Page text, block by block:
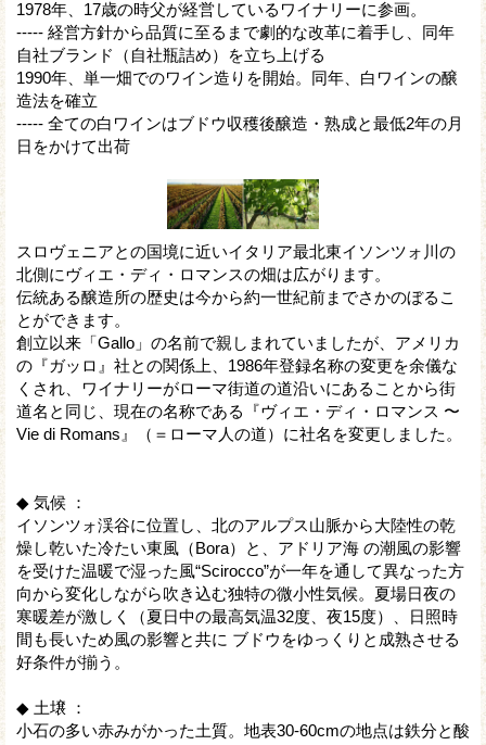
1978年、17歳の時父が経営しているワイナリーに参画。
----- 経営方針から品質に至るまで劇的な改革に着手し、同年
自社ブランド（自社瓶詰め）を立ち上げる
1990年、単一畑でのワイン造りを開始。同年、白ワインの醸
造法を確立
----- 全ての白ワインはブドウ収穫後醸造・熟成と最低2年の月
日をかけて出荷
スロヴェニアとの国境に近いイタリア最北東イソンツォ川の
北側にヴィエ・ディ・ロマンスの畑は広がります。
伝統ある醸造所の歴史は今から約一世紀前までさかのぼるこ
とができます。
創立以来「Gallo」の名前で親しまれていましたが、アメリカ
の『ガッロ』社との関係上、1986年登録名称の変更を余儀な
くされ、ワイナリーがローマ街道の道沿いにあることから街
道名と同じ、現在の名称である『ヴィエ・ディ・ロマンス 〜
Vie di Romans』（＝ローマ人の道）に社名を変更しました。
◆ 気候 ：
イソンツォ渓谷に位置し、北のアルプス山脈から大陸性の乾
燥し乾いた冷たい東風（Bora）と、アドリア海 の潮風の影響
を受けた温暖で湿った風“Scirocco”が一年を通して異なった方
向から変化しながら吹き込む独特の微小性気候。夏場日夜の
寒暖差が激しく（夏日中の最高気温32度、夜15度）、日照時
間も長いため風の影響と共に ブドウをゆっくりと成熟させる
好条件が揃う。
◆ 土壌 ：
小石の多い赤みがかった土質。地表30-60cmの地点は鉄分と酸